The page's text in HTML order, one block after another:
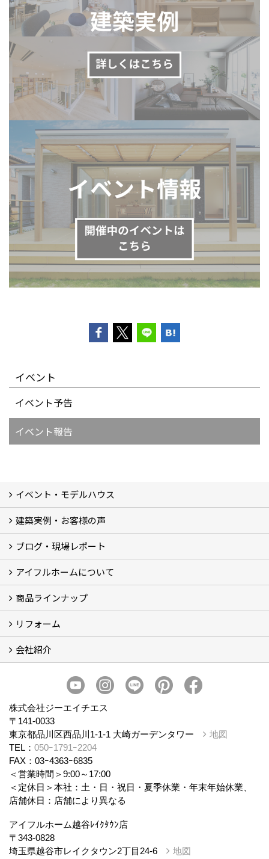
イベント
イベント予告
イベント報告
イベント・モデルハウス
イベント
モデルハウス見学
建築実例・お客様の声
建築実例
お客様の声
ブログ・現場レポート
ブログ
現場レポート
アイフルホームについて
アイフルホームについて (5)
商品ラインナップ
商品ラインナップ
リフォーム
まるごと断熱リフォーム
イベント情報
施工事例
会社紹介
スタッフ紹介
個人情報保護方針
株式会社ジーエイチエス
〒141-0033
東京都品川区西品川1-1-1 大崎ガーデンタワー
地図
TEL： 050ｰ1791ｰ2204
FAX：03ｰ4363ｰ6835
＜営業時間＞9:00～17:00
＜定休日＞本社：土・日・祝日・夏季休業・年末年始休業、
店舗休日：店舗により異なる
アイフルホーム越谷ﾚｲｸﾀｳﾝ店
〒343-0828
埼玉県越谷市レイクタウン2丁目24-6
地図